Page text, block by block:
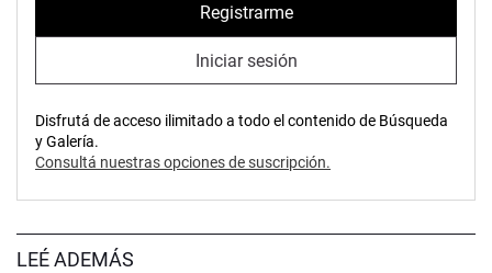
Registrarme
Iniciar sesión
Disfrutá de acceso ilimitado a todo el contenido de Búsqueda
y Galería.
Consultá nuestras opciones de suscripción.
LEÉ ADEMÁS